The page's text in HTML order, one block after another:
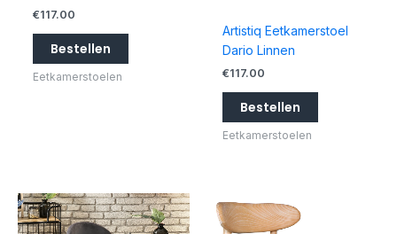
€117.00
Bestellen
Eetkamerstoelen
Artistiq Eetkamerstoel
Dario Linnen
€117.00
Bestellen
Eetkamerstoelen